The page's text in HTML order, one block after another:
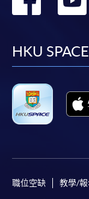
HKU
職位空缺 教學/